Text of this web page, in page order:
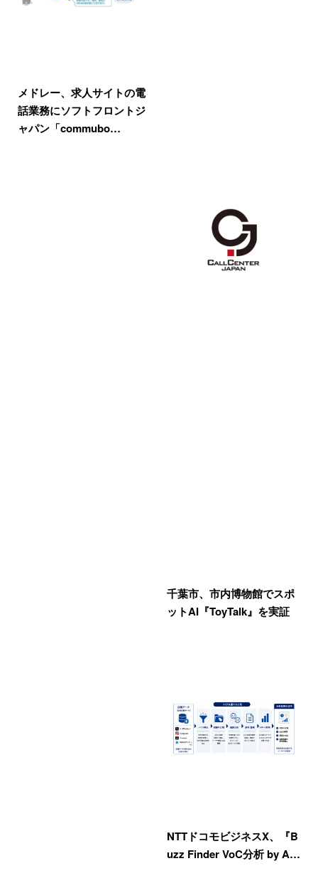
メドレー、求人サイトの電
話業務にソフトフロントジ
ャパン「commubo…
千葉市、市内博物館でスポ
ットAI『ToyTalk』を実証
NTTドコモビジネスX、『B
uzz Finder VoC分析 by A…